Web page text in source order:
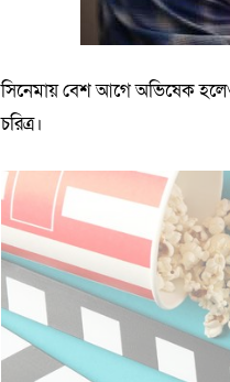
সিনেমায় বেশ আগে অভিষেক
চরিত্র।